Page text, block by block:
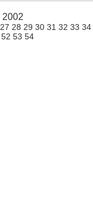
2002
27 28 29 30 31 32 33 34
52 53 54